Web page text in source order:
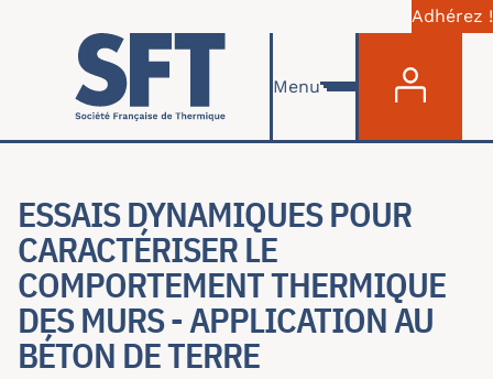
Aller au contenu principal
Adhérez !
Menu
ESSAIS DYNAMIQUES POUR
CARACTÉRISER LE
COMPORTEMENT THERMIQUE
DES MURS - APPLICATION AU
BÉTON DE TERRE